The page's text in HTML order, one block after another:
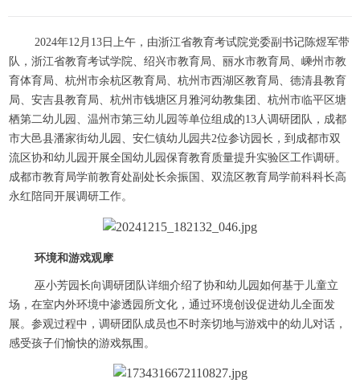
2024年12月13日上午，由浙江省教育考试院党委副书记陈煜军带
队，浙江省教育考试学院、绍兴市教育局、丽水市教育局、嵊州市教
育体育局、杭州市余杭区教育局、杭州市西湖区教育局、德清县教育
局、安吉县教育局、杭州市钱塘区月雅河幼教集团、杭州市临平区塘
栖第二幼儿园、温州市第三幼儿园等单位组成的13人调研团队，成都
市大邑县潘家街幼儿园、安仁镇幼儿园共2位参访园长，到成都市双
流区协和幼儿园开展全国幼儿园保育教育质量提升实验区工作调研。
成都市教育局学前教育处副处长余振国、双流区教育局学前科科长高
永红陪同开展调研工作。
环境和游戏观摩
巫小芳园长向调研团队详细介绍了协和幼儿园如何基于儿童立
场，在室内外环境中渗透园所文化，通过环境创设促进幼儿全面发
展。参观过程中，调研团队成员也不时亲切地与游戏中的幼儿对话，
感受孩子们愉快的游戏氛围。